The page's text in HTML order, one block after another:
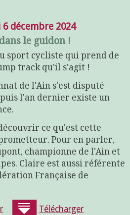
6 décembre 2024
le guidon !
sport cycliste qui prend de
track qu'il s'agit !
de l'Ain s'est disputé
l'an dernier existe un
ce qu'est cette
Pour en parler,
championne de l'Ain et
Claire est aussi référente
Française de
Télécharger